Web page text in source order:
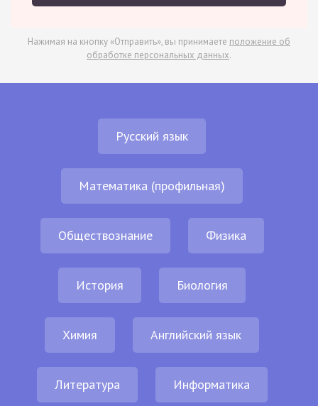
Нажимая на кнопку «Отправить», вы принимаете положение об
обработке персональных данных.
Русский язык
Математика (профильная)
Обществознание Физика
История Биология
Химия Английский язык
Литература Информатика